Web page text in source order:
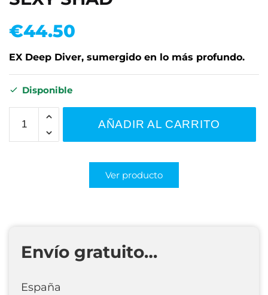
€44.50
EX Deep Diver, sumergido en lo más profundo.
Disponible
AÑADIR AL CARRITO
Ver producto
Envío gratuito…
España